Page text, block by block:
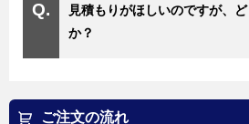
見積もりがほしいのですが、
か？
ご注文の流れ